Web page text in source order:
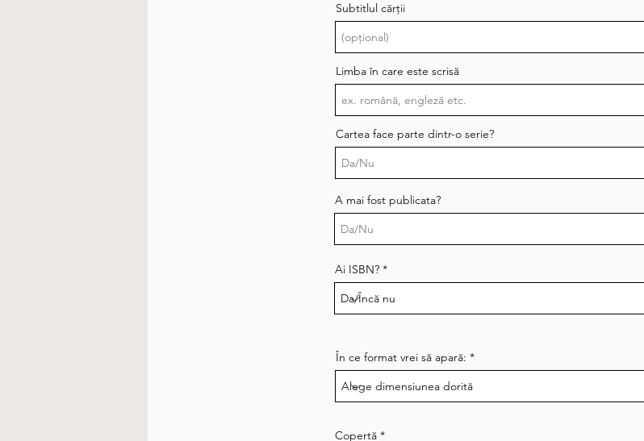
Subtitlul cărții
Limba în care este scrisă
Cartea face parte dintr-o serie?
A mai fost publicata?
Ai ISBN?
În ce format vrei să apară:
Copertă